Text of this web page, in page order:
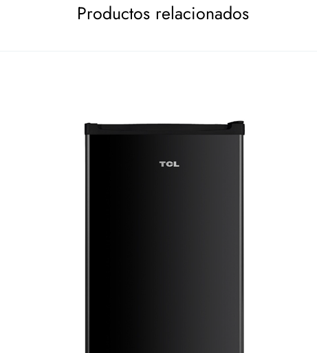
Productos relacionados